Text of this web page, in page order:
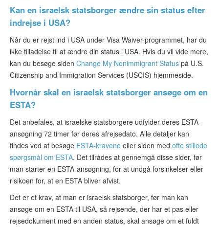
Kan en israelsk statsborger ændre sin status efter
indrejse i USA?
Når du er rejst ind i USA under Visa Waiver-programmet, har du
ikke tilladelse til at ændre din status i USA. Hvis du vil vide mere,
kan du besøge siden Change My Nonimmigrant Status på U.S.
Citizenship and Immigration Services (USCIS) hjemmeside.
Hvornår skal en israelsk statsborger ansøge om en
ESTA?
Det anbefales, at israelske statsborgere udfylder deres ESTA-
ansøgning 72 timer før deres afrejsedato. Alle detaljer kan
findes ved at besøge ESTA-kravene eller siden med ofte stillede
spørgsmål om ESTA. Det tilrådes at gennemgå disse sider, før
man starter en ESTA-ansøgning, for at undgå forsinkelser eller
risikoen for, at en ESTA bliver afvist.
Det er et krav, at man er israelsk statsborger, før man kan
ansøge om en ESTA til USA, så rejsende, der har et pas eller
rejsedokument med en anden status, skal ansøge om et fuldt